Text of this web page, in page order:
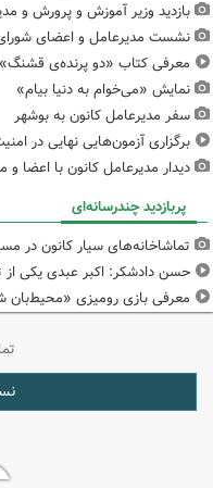
بازدید وزیر آموزش و پرورش و
نشست مدیرعامل و اعضای
معرفی کتاب «دو پرنده‌ی قشنگ»
نمایش «می‌خوام به دنیا بیام»
سفر مدیرعامل کانون به بوشهر
برگزاری آزمون‌هایی نهایی در
دیدار مدیرعامل کانون با اعضا
پربازدید چندرسانه‌ای
تماشاخانه‌های سیار کانون در
حسن دادشکر: اکبر عبدی یکی از
معرفی بازی رومیزی «محیط‌بان